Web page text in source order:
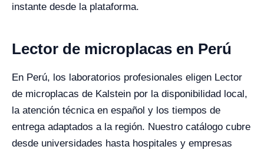
instante desde la plataforma.
Lector de microplacas en Perú
En Perú, los laboratorios profesionales eligen Lector
de microplacas de Kalstein por la disponibilidad local,
la atención técnica en español y los tiempos de
entrega adaptados a la región. Nuestro catálogo cubre
desde universidades hasta hospitales y empresas